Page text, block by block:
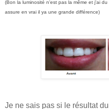
(Bon la luminosité n'est pas la même et j'ai
assure en vrai il ya une grande différence)
Je ne sais pas si le résultat